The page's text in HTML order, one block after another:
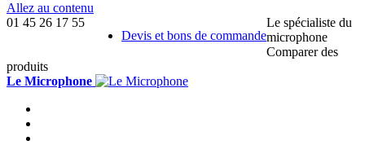
Allez au contenu
01 45 26 17 55
Devis et bons de commande
Le spécialiste du
microphone
Comparer des
produits
Le Microphone